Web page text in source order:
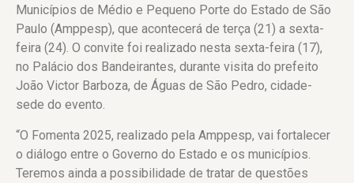
Municípios de Médio e Pequeno Porte do Estado de São
Paulo (Amppesp), que acontecerá de terça (21) a sexta-
feira (24). O convite foi realizado nesta sexta-feira (17),
no Palácio dos Bandeirantes, durante visita do prefeito
João Victor Barboza, de Águas de São Pedro, cidade-
sede do evento.
“O Fomenta 2025, realizado pela Amppesp, vai fortalecer
o diálogo entre o Governo do Estado e os municípios.
Teremos ainda a possibilidade de tratar de questões